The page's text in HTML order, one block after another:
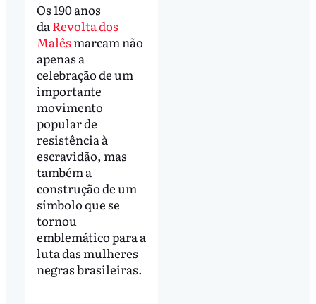
Os 190 anos
daRevolta dos
Malês marcam não
apenas a
celebração de um
importante
movimento
popular de
resistência à
escravidão, mas
também a
construção de um
símbolo que se
tornou
emblemático para a
luta das mulheres
negras brasileiras.